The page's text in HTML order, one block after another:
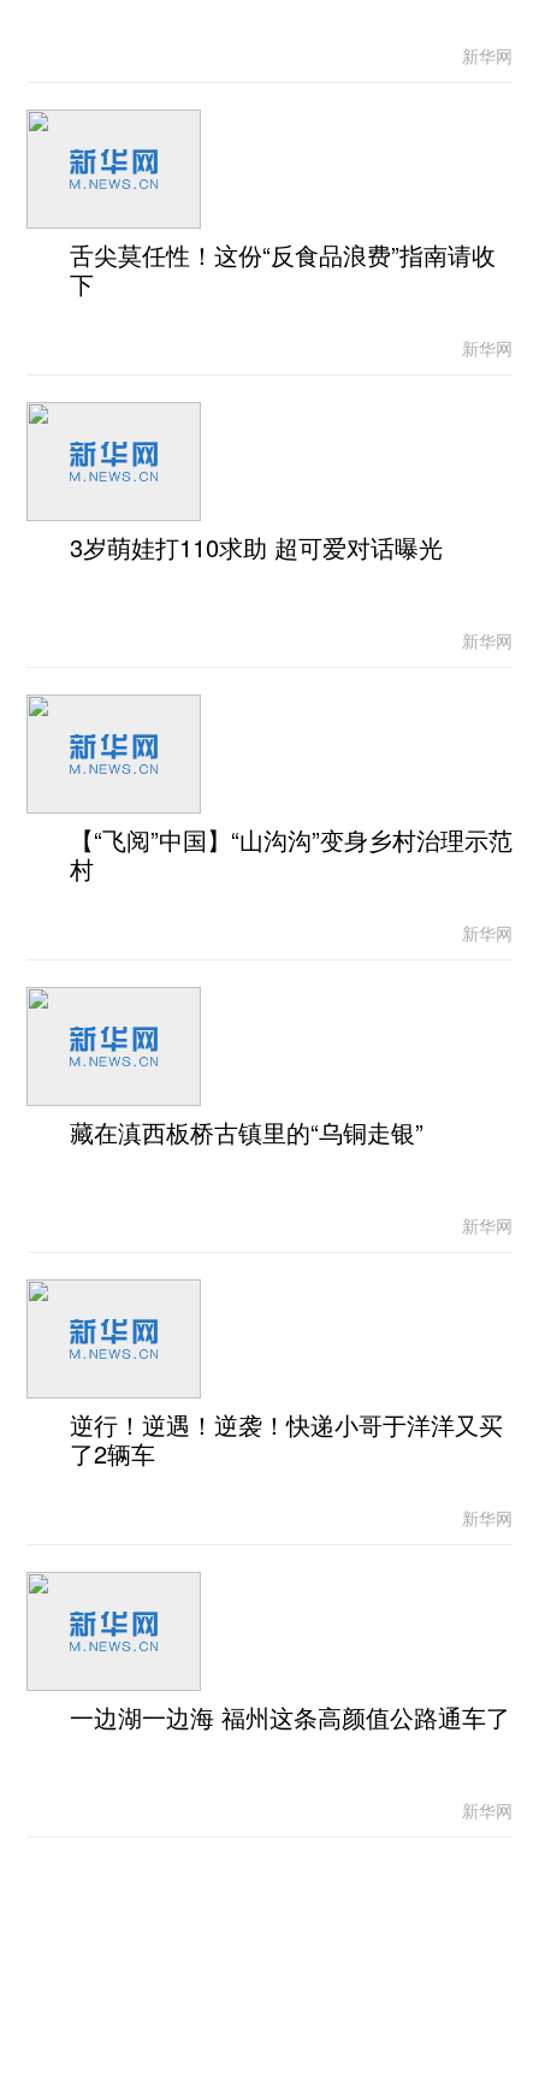
新华网
舌尖莫任性！这份“反食品浪费”指南请收
下
新华网
3岁萌娃打110求助 超可爱对话曝光
新华网
【“飞阅”中国】“山沟沟”变身乡村治理示范
村
新华网
藏在滇西板桥古镇里的“乌铜走银”
新华网
逆行！逆遇！逆袭！快递小哥于洋洋又买
了2辆车
新华网
一边湖一边海 福州这条高颜值公路通车了
新华网